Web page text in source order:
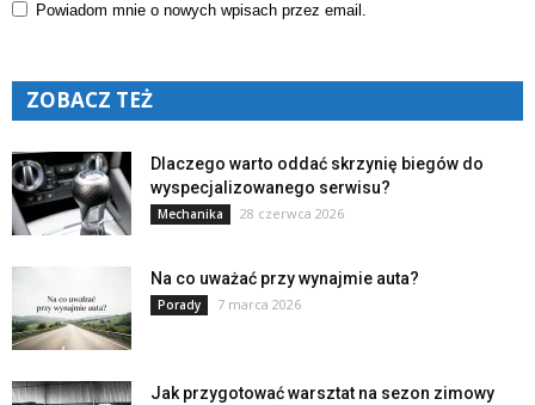
Powiadom mnie o nowych wpisach przez email.
ZOBACZ TEŻ
Dlaczego warto oddać skrzynię biegów do
wyspecjalizowanego serwisu?
Mechanika 28 czerwca 2026
Na co uważać przy wynajmie auta?
Porady 7 marca 2026
Jak przygotować warsztat na sezon zimowy